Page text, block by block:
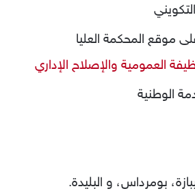
موقع المحكمة العليا
العمومية والإصلاح الإداري
الوطنية
بومرداس، و البليدة.